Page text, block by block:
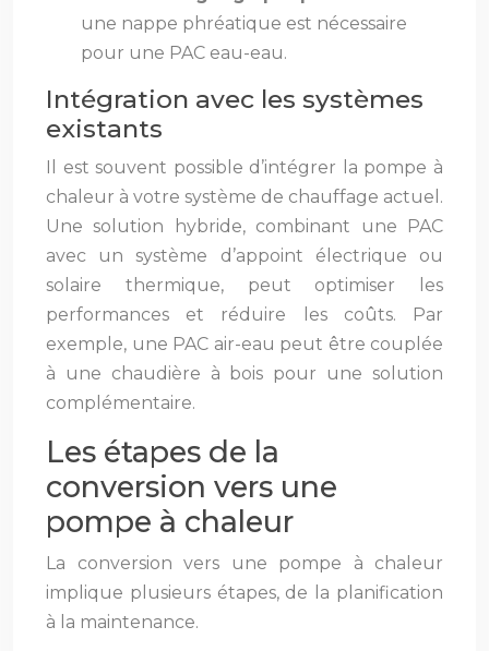
une nappe phréatique est nécessaire
pour une PAC eau-eau.
Intégration avec les systèmes
existants
Il est souvent possible d’intégrer la pompe à
chaleur à votre système de chauffage actuel.
Une solution hybride, combinant une PAC
avec un système d’appoint électrique ou
solaire thermique, peut optimiser les
performances et réduire les coûts. Par
exemple, une PAC air-eau peut être couplée
à une chaudière à bois pour une solution
complémentaire.
Les étapes de la
conversion vers une
pompe à chaleur
La conversion vers une pompe à chaleur
implique plusieurs étapes, de la planification
à la maintenance.